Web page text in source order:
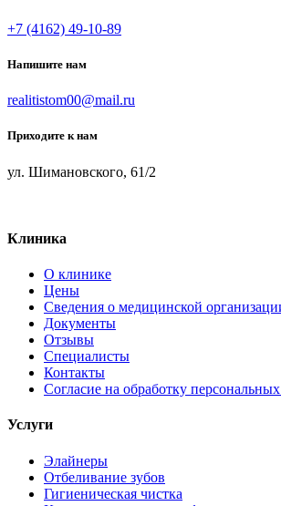
+7 (4162) 49-10-89
Напишите нам
realitistom00@mail.ru
Приходите к нам
ул. Шимановского, 61/2
Клиника
О клинике
Цены
Сведения о медицинской
Документы
Отзывы
Специалисты
Контакты
Согласие на обработку
Услуги
Элайнеры
Отбеливание зубов
Гигиеническая чистка